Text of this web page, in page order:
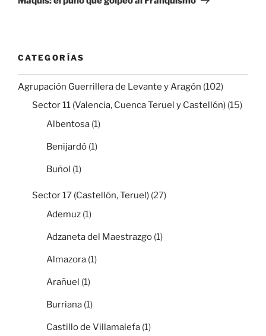
CATEGORÍAS
Agrupación Guerrillera de Levante y Aragón (102)
Sector 11 (Valencia, Cuenca Teruel y Castellón) (15)
Albentosa (1)
Benijardó (1)
Buñol (1)
Sector 17 (Castellón, Teruel) (27)
Ademuz (1)
Adzaneta del Maestrazgo (1)
Almazora (1)
Arañuel (1)
Burriana (1)
Castillo de Villamalefa (1)